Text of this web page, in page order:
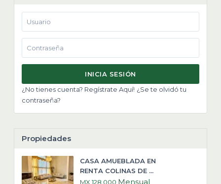
INICIA SESIÓN
¿No tienes cuenta? Regístrate Aquí! ¿Se te olvidó tu
contraseña?
Propiedades
CASA AMUEBLADA EN
RENTA COLINAS DE ...
MX 128,000 Mensual